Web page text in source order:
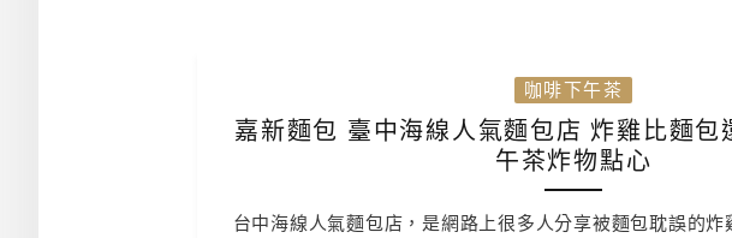
咖啡下午茶
嘉新麵包 臺中海線人氣麵包店 炸雞比麵包
午茶炸物點心
台中海線人氣麵包店，是網路上很多人分享被麵包耽誤的炸